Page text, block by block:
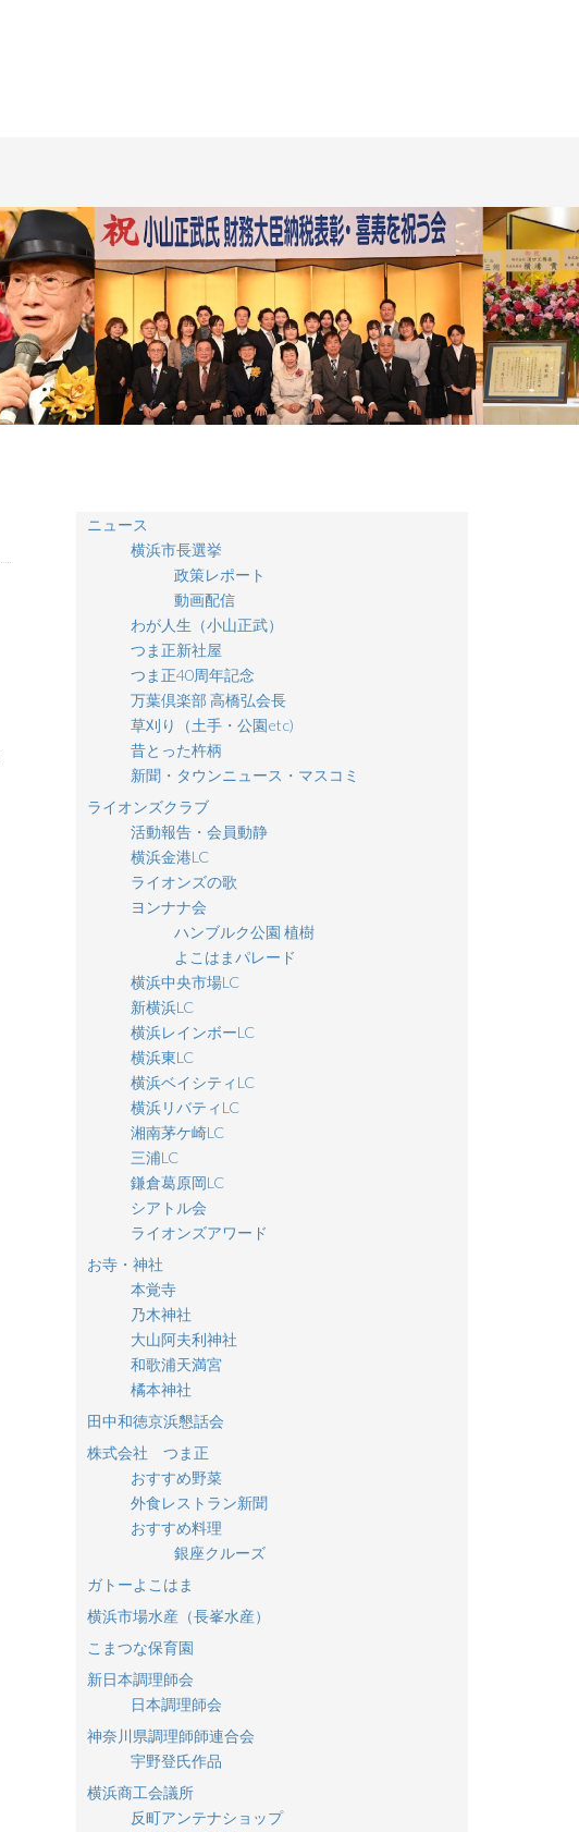
ニュース
横浜市長選挙
政策レポート
動画配信
わが人生（小山正武）
つま正新社屋
つま正40周年記念
万葉倶楽部 高橋弘会長
草刈り（土手・公園etc)
昔とった杵柄
新聞・タウンニュース・マスコミ
ライオンズクラブ
活動報告・会員動静
横浜金港LC
ライオンズの歌
ヨンナナ会
ハンブルク公園 植樹
よこはまパレード
横浜中央市場LC
新横浜LC
横浜レインボーLC
横浜東LC
横浜ベイシティLC
横浜リバティLC
湘南茅ケ崎LC
三浦LC
鎌倉葛原岡LC
シアトル会
ライオンズアワード
お寺・神社
本覚寺
乃木神社
大山阿夫利神社
和歌浦天満宮
橘本神社
田中和徳京浜懇話会
株式会社 つま正
おすすめ野菜
外食レストラン新聞
おすすめ料理
銀座クルーズ
ガトーよこはま
横浜市場水産（長峯水産）
こまつな保育園
新日本調理師会
日本調理師会
神奈川県調理師師連合会
宇野登氏作品
横浜商工会議所
反町アンテナショップ